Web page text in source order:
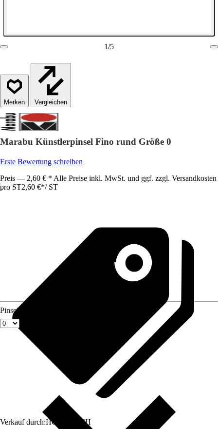
1/5
Vergleichen
Marabu Künstlerpinsel Fino rund Größe 0
Erste Bewertung schreiben
Preis — 2,60 € * Alle Preise inkl. MwSt. und ggf. zzgl. Versandkosten
pro ST2,60 €*/ ST
Verkauf durch:HORNBACH
Pinselgröße